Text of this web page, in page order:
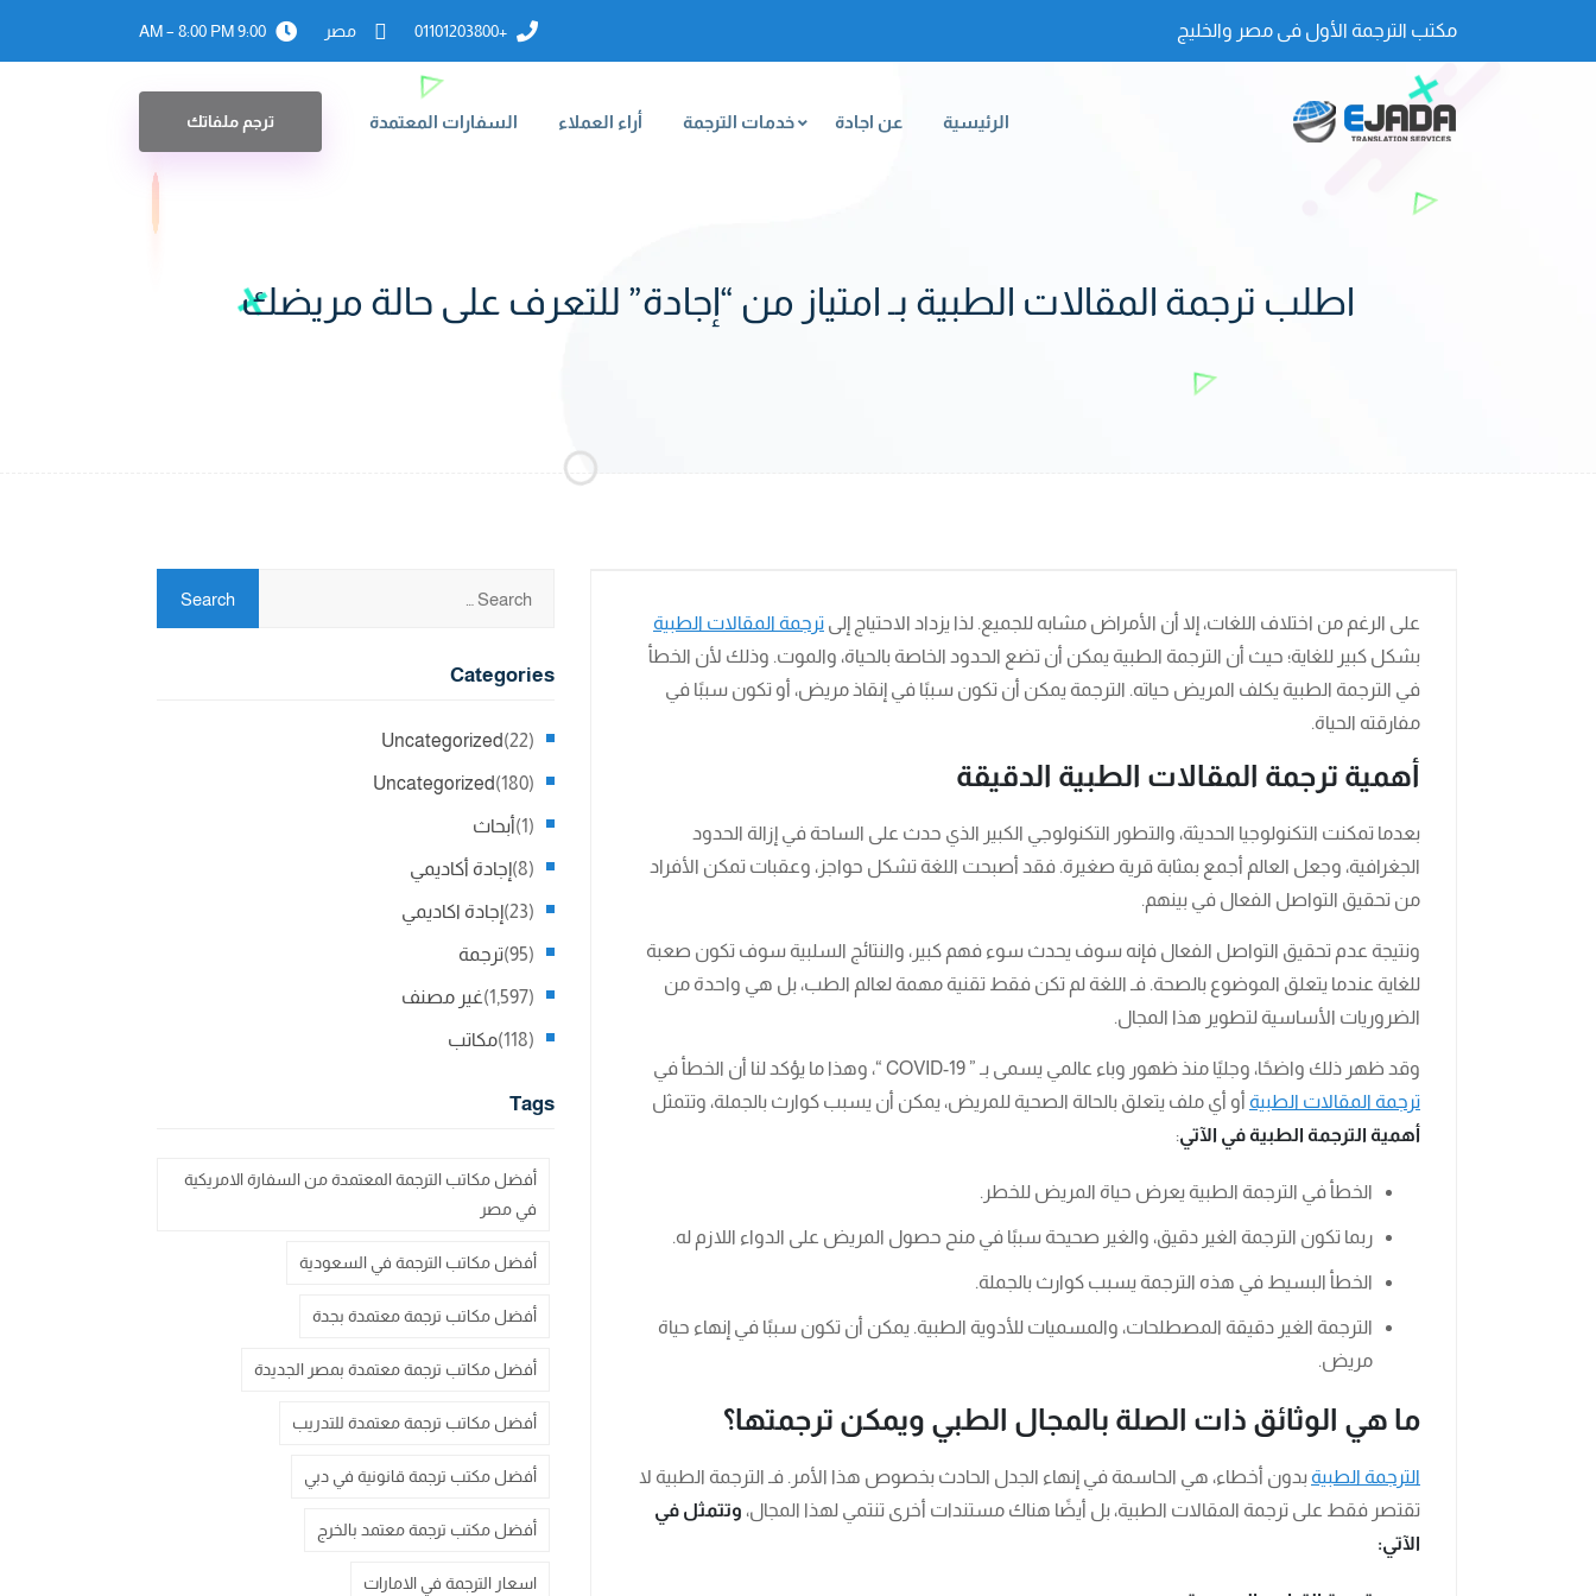
مكتب الترجمة الأول فى مصر والخليج +01101203800 مصر 9:00 AM – 8:00 PM
الرئيسية عن اجادة خدمات الترجمة أراء العملاء السفارات المعتمدة ترجم ملفاتك
اطلب ترجمة المقالات الطبية بـ امتياز من “إجادة” للتعرف على حالة مريضك
على الرغم من اختلاف اللغات، إلا أن الأمراض مشابه للجميع. لذا يزداد الاحتياج إلى ترجمة المقالات الطبية
بشكل كبير للغاية؛ حيث أن الترجمة الطبية يمكن أن تضع الحدود الخاصة بالحياة، والموت. وذلك لأن الخطأ
في الترجمة الطبية يكلف المريض حياته. الترجمة يمكن أن تكون سببًا في إنقاذ مريض، أو تكون سببًا في
مفارقته الحياة.
أهمية ترجمة المقالات الطبية الدقيقة
بعدما تمكنت التكنولوجيا الحديثة، والتطور التكنولوجي الكبير الذي حدث على الساحة في إزالة الحدود
الجغرافية، وجعل العالم أجمع بمثابة قرية صغيرة. فقد أصبحت اللغة تشكل حواجز، وعقبات تمكن الأفراد
من تحقيق التواصل الفعال في بينهم.
ونتيجة عدم تحقيق التواصل الفعال فإنه سوف يحدث سوء فهم كبير، والنتائج السلبية سوف تكون صعبة
للغاية عندما يتعلق الموضوع بالصحة. فـ اللغة لم تكن فقط تقنية مهمة لعالم الطب، بل هي واحدة من
الضروريات الأساسية لتطوير هذا المجال.
وقد ظهر ذلك واضحًا، وجليًا منذ ظهور وباء عالمي يسمى بـ ” COVID-19 “، وهذا ما يؤكد لنا أن الخطأ في
ترجمة المقالات الطبية أو أي ملف يتعلق بالحالة الصحية للمريض، يمكن أن يسبب كوارث بالجملة، وتتمثل
أهمية الترجمة الطبية في الآتي:
الخطأ في الترجمة الطبية يعرض حياة المريض للخطر.
ربما تكون الترجمة الغير دقيق، والغير صحيحة سببًا في منح حصول المريض على الدواء اللازم له.
الخطأ البسيط في هذه الترجمة يسبب كوارث بالجملة.
الترجمة الغير دقيقة المصطلحات، والمسميات للأدوية الطبية. يمكن أن تكون سببًا في إنهاء حياة
مريض.
ما هي الوثائق ذات الصلة بالمجال الطبي ويمكن ترجمتها؟
الترجمة الطبية بدون أخطاء، هي الحاسمة في إنهاء الجدل الحادث بخصوص هذا الأمر. فـ الترجمة الطبية لا
تقتصر فقط على ترجمة المقالات الطبية، بل أيضًا هناك مستندات أخرى تنتمي لهذا المجال، وتتمثل في
الآتي:
Categories
Uncategorized (22)
Uncategorized (180)
أبحاث (1)
إجادة أكاديمي (8)
إجادة اكاديمي (23)
ترجمة (95)
غير مصنف (1,597)
مكاتب (118)
Tags
أفضل مكاتب الترجمة المعتمدة من السفارة الامريكية
في مصر
أفضل مكاتب الترجمة في السعودية
أفضل مكاتب ترجمة معتمدة بجدة
أفضل مكاتب ترجمة معتمدة بمصر الجديدة
أفضل مكاتب ترجمة معتمدة للتدريب
أفضل مكتب ترجمة قانونية في دبي
أفضل مكتب ترجمة معتمد بالخرج
اسعار الترجمة في الامارات